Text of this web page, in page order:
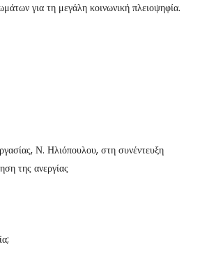
για τη μεγάλη κοινωνική πλειοψηφία.
Ν. Ηλιόπουλου, στη συνέντευξη
της ανεργίας